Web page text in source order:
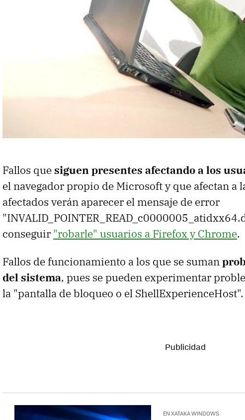
Fallos quesiguen presentes afectando a los
el navegador propio de Microsoft y que afectan a
afectados verán aparecer el mensaje de error
conseguir "robarle" usuarios a Firefox y Chrome.
Fallos de funcionamiento a los que se suman
del sistema, pues se pueden experimentar
la "pantalla de bloqueo o el ShellExperienceHost".
EN XATAKA WINDOWS